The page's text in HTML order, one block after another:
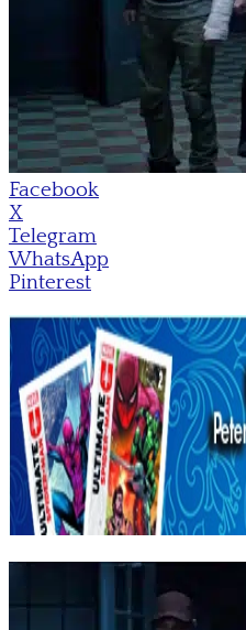
Facebook
X
Telegram
WhatsApp
Pinterest